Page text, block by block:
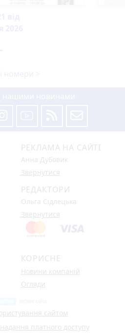
РЕКЛАМА НА САЙТІ
Анна Дубовик
Звернутися
РЕДАКТОРИ
Ольга Сідлецька
Звернутися
КОРИСНЕ
Новини компаній
Огляди
сайтом
платного доступу